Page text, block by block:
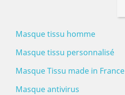
Masque tissu homme
Masque tissu personnalisé
Masque Tissu made in France
Masque antivirus